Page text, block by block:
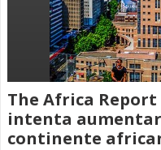
The Africa Report
intenta aumentar
continente